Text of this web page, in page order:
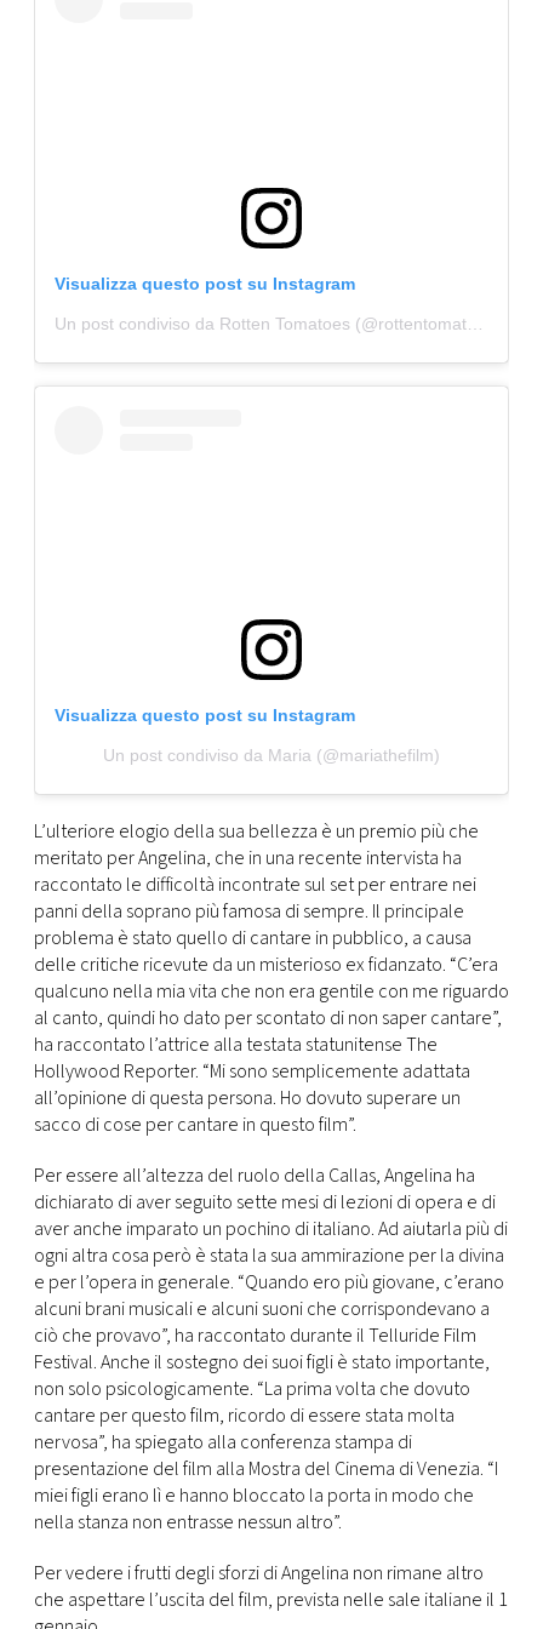
Visualizza questo post su Instagram
Un post condiviso da Rotten Tomatoes (@rottentomatoes)
Visualizza questo post su Instagram
Un post condiviso da Maria (@mariathefilm)
L’ulteriore elogio della sua bellezza è un premio più che
meritato per Angelina, che in una recente intervista ha
raccontato le difficoltà incontrate sul set per entrare nei
panni della soprano più famosa di sempre. Il principale
problema è stato quello di cantare in pubblico, a causa
delle critiche ricevute da un misterioso ex fidanzato. “C’era
qualcuno nella mia vita che non era gentile con me riguardo
al canto, quindi ho dato per scontato di non saper cantare”,
ha raccontato l’attrice alla testata statunitense The
Hollywood Reporter. “Mi sono semplicemente adattata
all’opinione di questa persona. Ho dovuto superare un
sacco di cose per cantare in questo film”.
Per essere all’altezza del ruolo della Callas, Angelina ha
dichiarato di aver seguito sette mesi di lezioni di opera e di
aver anche imparato un pochino di italiano. Ad aiutarla più di
ogni altra cosa però è stata la sua ammirazione per la divina
e per l’opera in generale. “Quando ero più giovane, c’erano
alcuni brani musicali e alcuni suoni che corrispondevano a
ciò che provavo”, ha raccontato durante il Telluride Film
Festival. Anche il sostegno dei suoi figli è stato importante,
non solo psicologicamente. “La prima volta che dovuto
cantare per questo film, ricordo di essere stata molta
nervosa”, ha spiegato alla conferenza stampa di
presentazione del film alla Mostra del Cinema di Venezia. “I
miei figli erano lì e hanno bloccato la porta in modo che
nella stanza non entrasse nessun altro”.
Per vedere i frutti degli sforzi di Angelina non rimane altro
che aspettare l’uscita del film, prevista nelle sale italiane il 1